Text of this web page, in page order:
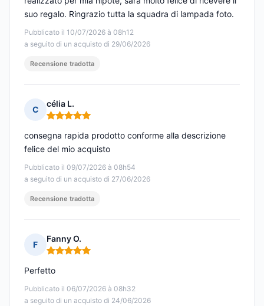
Pubblicato il 10/07/2026 à 08h12
a seguito di un acquisto di 29/06/2026
suo regalo. Ringrazio tutta la squadra di lampada foto.
Recensione tradotta
C
célia L.
Nota: 5 su 5
Pubblicato il 09/07/2026 à 08h54
a seguito di un acquisto di 27/06/2026
consegna rapida prodotto conforme alla descrizione
felice del mio acquisto
Recensione tradotta
F
Fanny O.
Nota: 5 su 5
Pubblicato il 06/07/2026 à 08h32
a seguito di un acquisto di 24/06/2026
Perfetto